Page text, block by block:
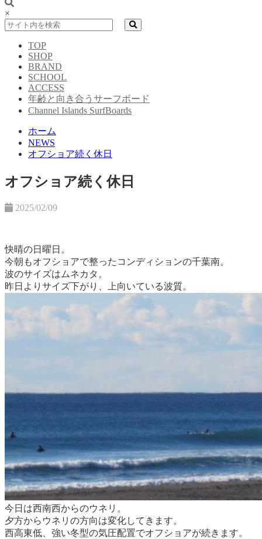
×
TOP
SHOP
BRAND
SCHOOL
ACCESS
年齢と向き合うサーフボード
Channel Islands SurfBoards
ホーム
NEWS
オフショア続く休日
オフショア続く休日
2025/02/09
快晴の日曜日。
今朝もオフショアで整ったコンディションの千葉南。
波のサイズはムネカタ。
昨日よりサイズ下がり、上向いている波質。
今日は西南西からのウネリ。
夕方からウネリの方向は変化してきます。
西高東低、強い冬型の気圧配置でオフショアが続きます。